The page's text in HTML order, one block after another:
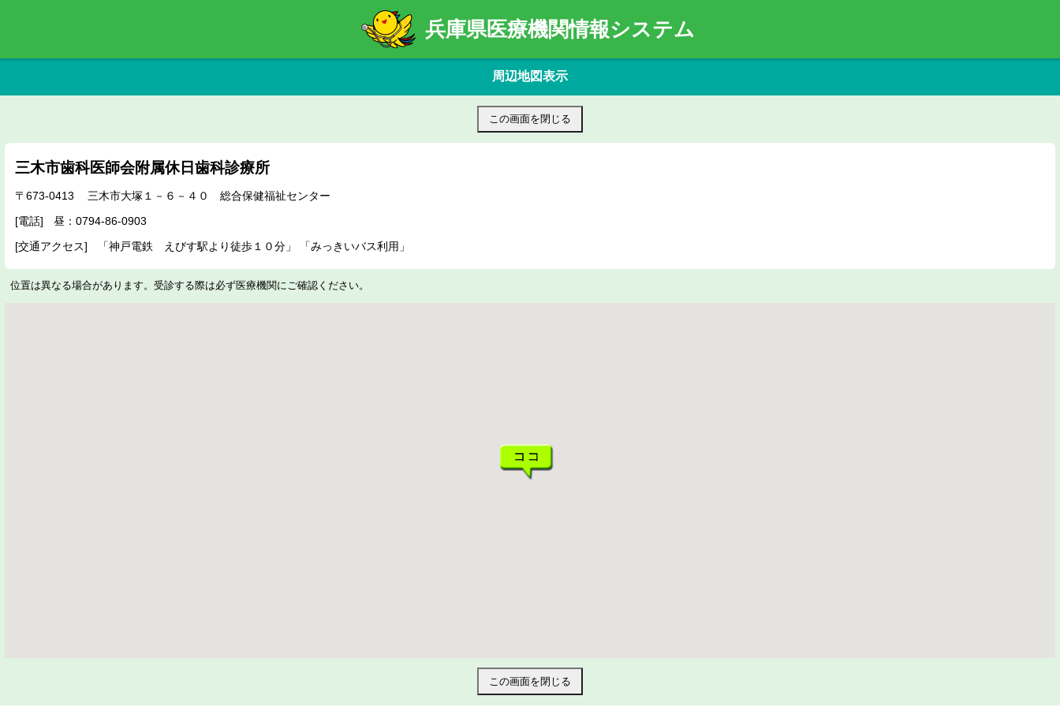
兵庫県医療機関情報システム
周辺地図表示
この画面を閉じる
三木市歯科医師会附属休日歯科診療所
673-0413
三木市大塚１－６－４０ 総合保健福祉センター
0794-86-0903
「神戸電鉄 えびす駅より徒歩１０分」 「みっきいバス利用」
位置は異なる場合があります。受診する際は必ず医療機関にご確認ください。
この画面を閉じる